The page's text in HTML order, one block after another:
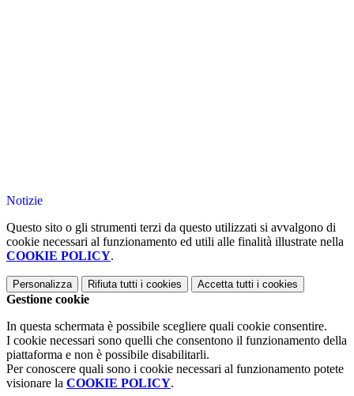
Notizie
Questo sito o gli strumenti terzi da questo utilizzati si avvalgono di
cookie necessari al funzionamento ed utili alle finalità illustrate nella
COOKIE POLICY.
Personalizza Rifiuta tutti i cookies Accetta tutti i cookies
Gestione cookie
In questa schermata è possibile scegliere quali cookie consentire.
I cookie necessari sono quelli che consentono il funzionamento della
piattaforma e non è possibile disabilitarli.
Per conoscere quali sono i cookie necessari al funzionamento potete
visionare la COOKIE POLICY.